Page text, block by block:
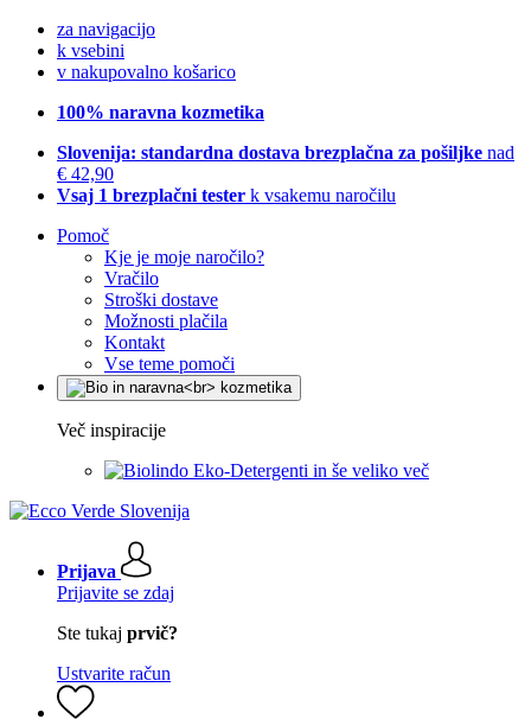
za navigacijo
k vsebini
v nakupovalno košarico
100% naravna kozmetika
Slovenija: standardna dostava brezplačna za pošiljke nad
€ 42,90
Vsaj 1 brezplačni tester k vsakemu naročilu
Pomoč
Kje je moje naročilo?
Vračilo
Stroški dostave
Možnosti plačila
Kontakt
Vse teme pomoči
Več inspiracije
Eko-Detergenti in še veliko več
Prijava
Prijavite se zdaj
Ste tukaj prvič?
Ustvarite račun